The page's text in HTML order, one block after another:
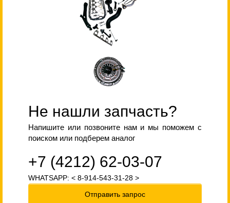
Не нашли запчасть?
Напишите или позвоните нам и мы поможем с
поиском или подберем аналог
+7 (4212) 62-03-07
WHATSAPP: < 8-914-543-31-28 >
Отправить запрос